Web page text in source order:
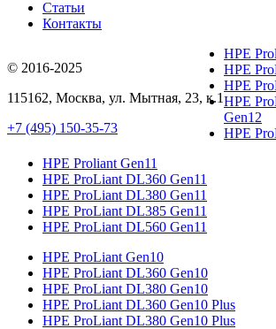
Статьи
Контакты
© 2016-2025
115162, Москва, ул. Мытная, 23, к.1
+7 (495) 150-35-73
HPE
HPE
HPE
HPE
Gen12
HPE
HPE Proliant Gen11
HPE ProLiant DL360 Gen11
HPE ProLiant DL380 Gen11
HPE ProLiant DL385 Gen11
HPE ProLiant DL560 Gen11
HPE ProLiant Gen10
HPE ProLiant DL360 Gen10
HPE ProLiant DL380 Gen10
HPE ProLiant DL360 Gen10 Plus
HPE ProLiant DL380 Gen10 Plus